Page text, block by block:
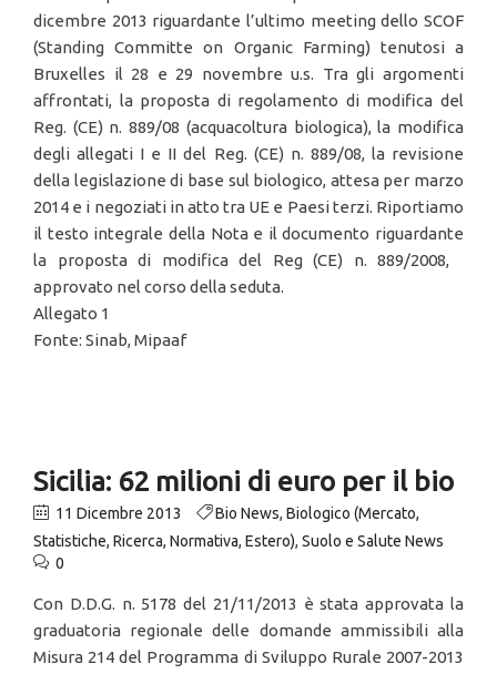
dicembre 2013 riguardante l’ultimo meeting dello SCOF
(Standing Committe on Organic Farming) tenutosi a
Bruxelles il 28 e 29 novembre u.s. Tra gli argomenti
affrontati, la proposta di regolamento di modifica del
Reg. (CE) n. 889/08 (acquacoltura biologica), la modifica
degli allegati I e II del Reg. (CE) n. 889/08, la revisione
della legislazione di base sul biologico, attesa per marzo
2014 e i negoziati in atto tra UE e Paesi terzi. Riportiamo
il testo integrale della Nota e il documento riguardante
la proposta di modifica del Reg (CE) n. 889/2008,
approvato nel corso della seduta.
Allegato 1
Fonte: Sinab, Mipaaf
Sicilia: 62 milioni di euro per il bio
11 Dicembre 2013 Bio News, Biologico (Mercato,
Statistiche, Ricerca, Normativa, Estero), Suolo e Salute News
0
Con D.D.G. n. 5178 del 21/11/2013 è stata approvata la
graduatoria regionale delle domande ammissibili alla
Misura 214 del Programma di Sviluppo Rurale 2007-2013